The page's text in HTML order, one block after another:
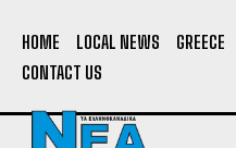
HOME LOCAL NEWS GREECE
CONTACT US